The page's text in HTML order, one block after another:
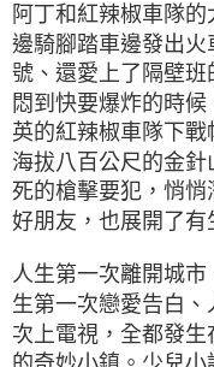
阿丁和紅辣椒車隊
邊騎腳踏車邊發出
號、還愛上了隔壁
悶到快要爆炸的時
英的紅辣椒車隊下
海拔八百公尺的金
死的槍擊要犯，悄
好朋友，也展開了
人生第一次離開城
生第一次戀愛告白
次上電視，全都發